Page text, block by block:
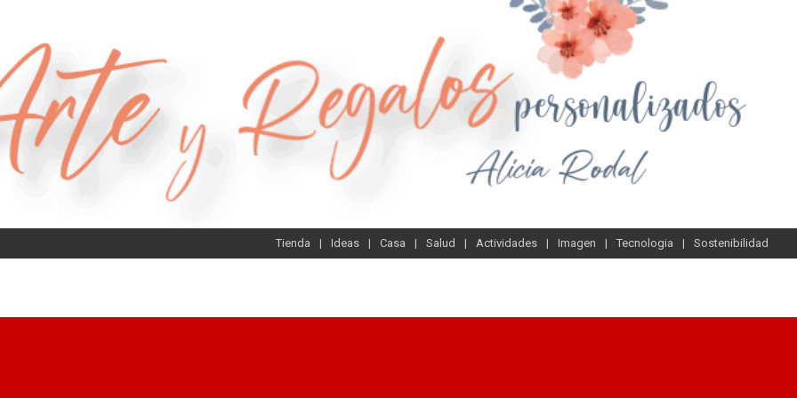
Tienda Ideas Casa Salud Actividades Imagen Tecnologia Sostenibilidad